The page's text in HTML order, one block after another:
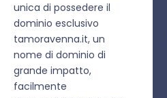
unica di possedere il
dominio esclusivo
tamoravenna.it, un
nome di dominio di
grande impatto,
facilmente